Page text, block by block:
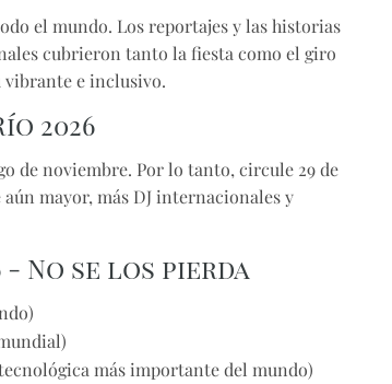
el mundo. Los reportajes y las historias
cubrieron tanto la fiesta como el giro
e inclusivo.
2026
de noviembre. Por lo tanto, circule 29 de
mayor, más DJ internacionales y
- No se los pierda
más importante del mundo)